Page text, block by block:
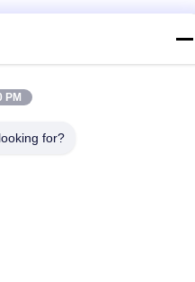
de Guanyuan, plaza de
Wuxi
PM
for?